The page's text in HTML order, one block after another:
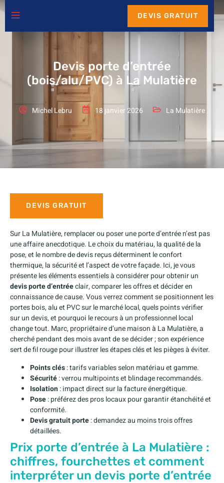
DEVIS GRATUIT
Devis porte d’entrée
(bois/alu/PVC) à La Mulatière
Michel Lebru 18 janvier 2026 La Mulatière
DEVIS GRATUIT
Sur La Mulatière, remplacer ou poser une porte d’entrée n’est pas
une affaire anecdotique. Le choix du matériau, la qualité de la
pose, et le nombre de devis reçus déterminent le confort
thermique, la sécurité et l’aspect de votre façade. Ici, je vous
présente les éléments essentiels à considérer pour obtenir un
devis porte d’entréeclair, comparer les offres et décider en
connaissance de cause. Vous verrez comment se positionnent les
portes bois, alu et PVC sur le marché local, quels points vérifier
sur un devis, et pourquoi le recours à un professionnel local
change tout. Marc, propriétaire d’une maison à La Mulatière, a
cherché pendant des mois avant de se décider ; son expérience
sert de fil rouge pour illustrer les étapes clés et les pièges à éviter.
Points clés: tarifs variables selon matériau et gamme.
Sécurité: verrou multipoints et blindage recommandés.
Isolation: impact direct sur la facture énergétique.
Pose: préférez des pros locaux pour garantir étanchéité et
conformité.
Devis gratuit porte: demandez au moins trois offres
détaillées.
Prix porte d’entrée à La Mulatière :
chiffres, fourchettes et comment
interpréter un devis porte d’entrée